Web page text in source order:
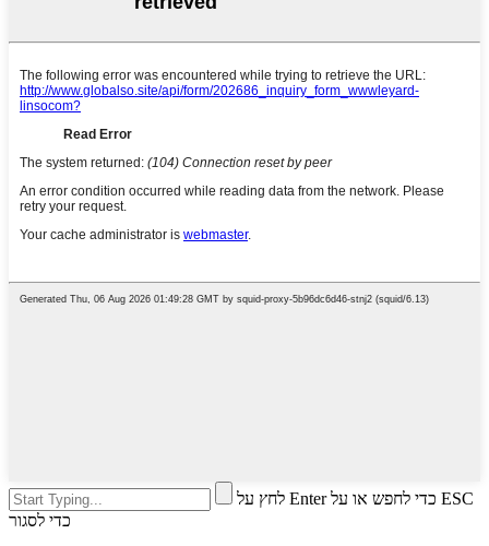
לחץ על Enter כדי לחפש או על ESC
כדי לסגור